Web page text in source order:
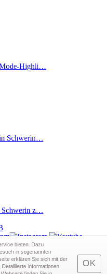
Mode-Highli…
in Schwerin…
Schwerin z…
Schwerin
- 63 83 279 · Mail:
bieten. Dazu
in sogenann­ten
erklären Sie sich mit der
Informationen
OK